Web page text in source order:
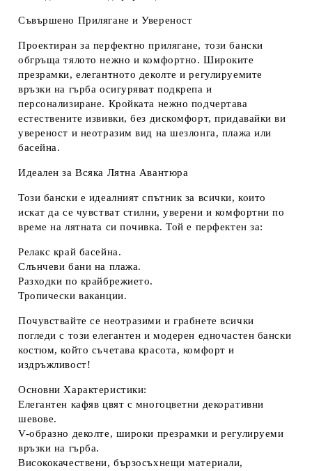
Съвършено Прилягане и Увереност
Проектиран за перфектно прилягане, този бански
обгръща тялото нежно и комфортно. Широките
презрамки, елегантното деколте и регулируемите
връзки на гърба осигуряват подкрепа и
персонализиране. Кройката нежно подчертава
естествените извивки, без дискомфорт, придавайки ви
увереност и неотразим вид на шезлонга, плажа или
басейна.
Идеален за Всяка Лятна Авантюра
Този бански е идеалният спътник за всички, които
искат да се чувстват стилни, уверени и комфортни по
време на лятната си почивка. Той е перфектен за:
Релакс край басейна.
Слънчеви бани на плажа.
Разходки по крайбрежието.
Тропически ваканции.
Почувствайте се неотразими и грабнете всички
погледи с този елегантен и модерен едночастен бански
костюм, който съчетава красота, комфорт и
издръжливост!
Основни Характеристики:
Елегантен кафяв цвят с многоцветни декоративни
шевове.
V-образно деколте, широки презрамки ирегулируеми
връзки на гърба.
Висококачествени, бързосъхнещи материали,